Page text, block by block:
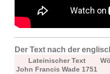
Der Text nach der
Lateinischer Text
John Francis Wade 1751